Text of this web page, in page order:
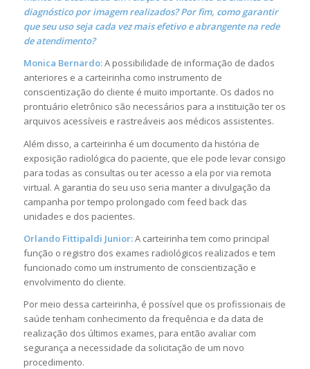
diagnóstico por imagem realizados? Por fim, como garantir
que seu uso seja cada vez mais efetivo e abrangente na rede
de atendimento?
Monica Bernardo:A possibilidade de informação de dados
anteriores e a carteirinha como instrumento de
conscientização do cliente é muito importante. Os dados no
prontuário eletrônico são necessários para a instituição ter os
arquivos acessíveis e rastreáveis aos médicos assistentes.
Além disso, a carteirinha é um documento da história de
exposição radiológica do paciente, que ele pode levar consigo
para todas as consultas ou ter acesso a ela por via remota
virtual. A garantia do seu uso seria manter a divulgação da
campanha por tempo prolongado com feed back das
unidades e dos pacientes.
Orlando Fittipaldi Junior:A carteirinha tem como principal
função o registro dos exames radiológicos realizados e tem
funcionado como um instrumento de conscientização e
envolvimento do cliente.
Por meio dessa carteirinha, é possível que os profissionais de
saúde tenham conhecimento da frequência e da data de
realização dos últimos exames, para então avaliar com
segurança a necessidade da solicitação de um novo
procedimento.